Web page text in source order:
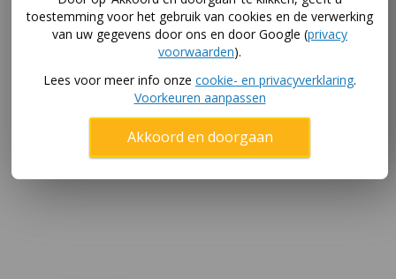
BERG Champion 430
trampoline + Safety Net
Deluxe XL Levels
BERG InGround
Champion 430
trampoline + net
Vanaf 1.389
In winkelwagen
toestemming voor het gebruik van cookies en de verwerking
van uw gegevens door ons en door Google (privacy
voorwaarden).
Lees voor meer info onze cookie- en privacyverklaring.
Voorkeuren aanpassen
Akkoord en doorgaan